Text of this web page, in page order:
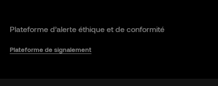
Plateforme d’alerte éthique et de conformité
Plateforme de signalement